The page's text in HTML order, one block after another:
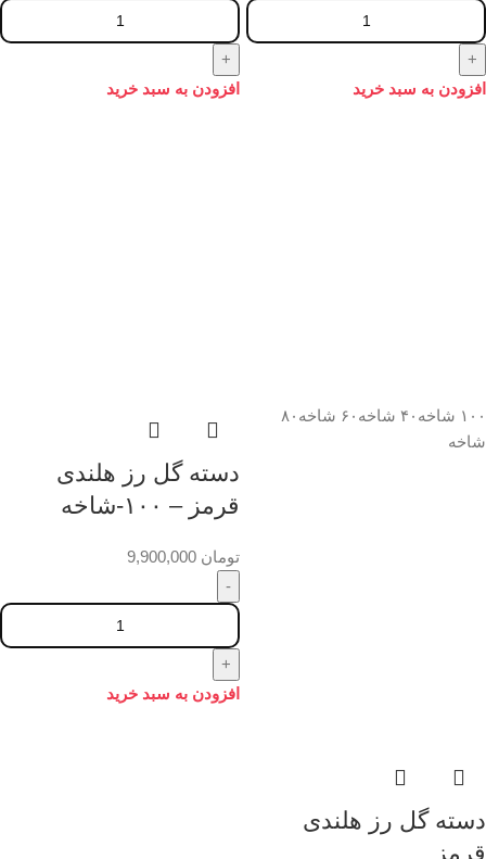
افزودن به سبد خرید افزودن به سبد خرید
۱۰۰ شاخه ۴۰ شاخه ۶۰ شاخه
۸۰
شاخه
دسته گل رز هلندی
قرمز
دسته گل رز هلندی
قرمز – ۱۰۰-شاخه
تومان
افزودن به سبد خرید